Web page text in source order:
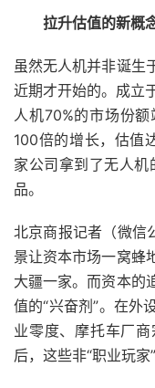
拉升估值的新概
虽然无人机并非诞生
近期才开始的。成立
人机70%的市场份
100倍的增长，估值
家公司拿到了无人
品。
北京商报记者（微信
景让资本市场一窝蜂
大疆一家。而资本的
值的“兴奋剂”。在外
业零度、摩托车厂
后，这些非“职业玩家